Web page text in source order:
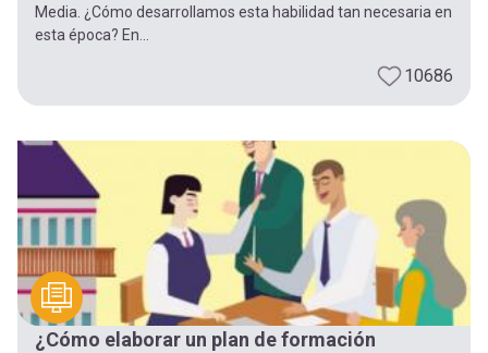
Media. ¿Cómo desarrollamos esta habilidad tan necesaria en
esta época? En...
10686
¿Cómo elaborar un plan de formación